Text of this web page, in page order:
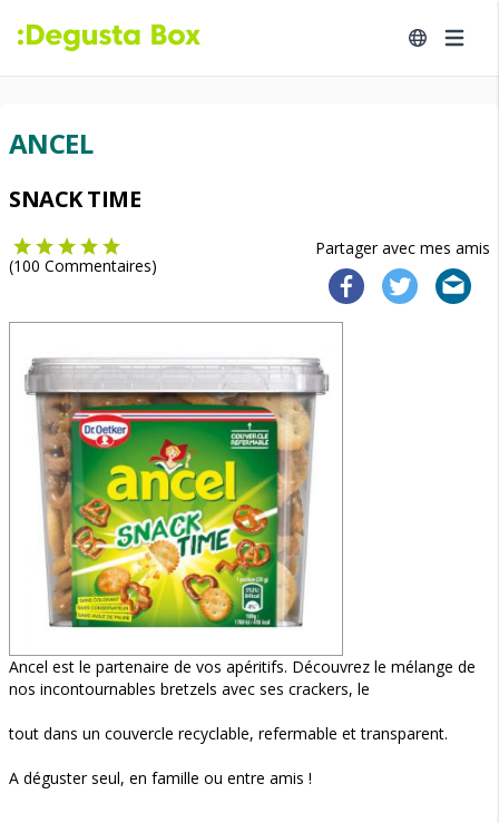
ANCEL
SNACK TIME
Partager avec mes amis
(100 Commentaires)
Ancel est le partenaire de vos apéritifs. Découvrez le mélange de
nos incontournables bretzels avec ses crackers, le
tout dans un couvercle recyclable, refermable et transparent.
A déguster seul, en famille ou entre amis !